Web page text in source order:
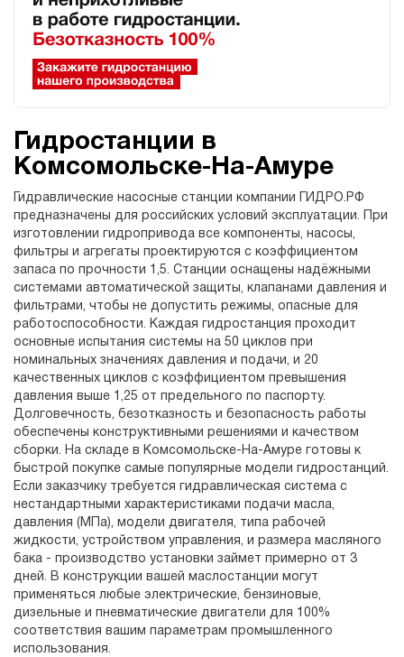
Гидростанции в
Комсомольске-На-Амуре
Гидравлические насосные станции компании ГИДРО.РФ
предназначены для российских условий эксплуатации. При
изготовлении гидропривода все компоненты, насосы,
фильтры и агрегаты проектируются с коэффициентом
запаса по прочности 1,5. Станции оснащены надёжными
системами автоматической защиты, клапанами давления и
фильтрами, чтобы не допустить режимы, опасные для
работоспособности. Каждая гидростанция проходит
основные испытания системы на 50 циклов при
номинальных значениях давления и подачи, и 20
качественных циклов с коэффициентом превышения
давления выше 1,25 от предельного по паспорту.
Долговечность, безотказность и безопасность работы
обеспечены конструктивными решениями и качеством
сборки. На складе в Комсомольске-На-Амуре готовы к
быстрой покупке самые популярные модели гидростанций.
Если заказчику требуется гидравлическая система с
нестандартными характеристиками подачи масла,
давления (МПа), модели двигателя, типа рабочей
жидкости, устройством управления, и размера масляного
бака - производство установки займет примерно от 3
дней. В конструкции вашей маслостанции могут
применяться любые электрические, бензиновые,
дизельные и пневматические двигатели для 100%
соответствия вашим параметрам промышленного
использования.